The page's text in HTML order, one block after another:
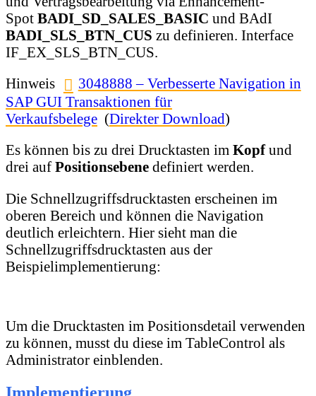
Spot BADI_SD_SALES_BASIC und BAdI
BADI_SLS_BTN_CUS zu definieren. Interface
IF_EX_SLS_BTN_CUS.
Hinweis
3048888 – Verbesserte Navigation in
SAP GUI Transaktionen für
Verkaufsbelege (Direkter Download)
Es können bis zu drei Drucktasten im Kopfund
drei auf Positionsebene definiert werden.
Die Schnellzugriffsdrucktasten erscheinen im
oberen Bereich und können die Navigation
deutlich erleichtern. Hier sieht man die
Schnellzugriffsdrucktasten aus der
Beispielimplementierung:
Um die Drucktasten im Positionsdetail verwenden
zu können, musst du diese im TableControl als
Administrator einblenden.
Implementierung